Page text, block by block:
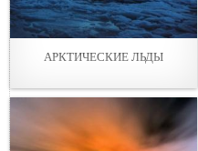
АРКТИЧЕСКИЕ ЛЬДЫ